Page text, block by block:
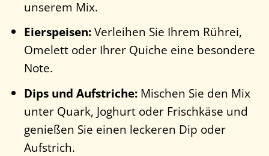
unserem Mix.
Eierspeisen:Verleihen Sie Ihrem Rührei,
Omelett oder Ihrer Quiche eine besondere
Note.
Dips und Aufstriche:Mischen Sie den Mix
unter Quark, Joghurt oder Frischkäse und
genießen Sie einen leckeren Dip oder
Aufstrich.